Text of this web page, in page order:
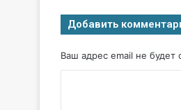
Добавить
Ваш адрес email не будет